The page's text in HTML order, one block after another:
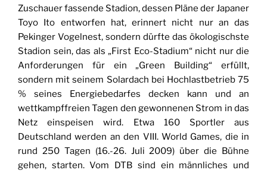
Zuschauer fassende Stadion, dessen Pläne der Japaner
Toyo Ito entworfen hat, erinnert nicht nur an das
Pekinger Vogelnest, sondern dürfte das ökologischste
Stadion sein, das als „First Eco-Stadium“ nicht nur die
Anforderungen für ein „Green Building“ erfüllt,
sondern mit seinem Solardach bei Hochlastbetrieb 75
% seines Energiebedarfes decken kann und an
wettkampffreien Tagen den gewonnenen Strom in das
Netz einspeisen wird. Etwa 160 Sportler aus
Deutschland werden an den VIII. World Games, die in
rund 250 Tagen (16.-26. Juli 2009) über die Bühne
gehen, starten. Vom DTB sind ein männliches und